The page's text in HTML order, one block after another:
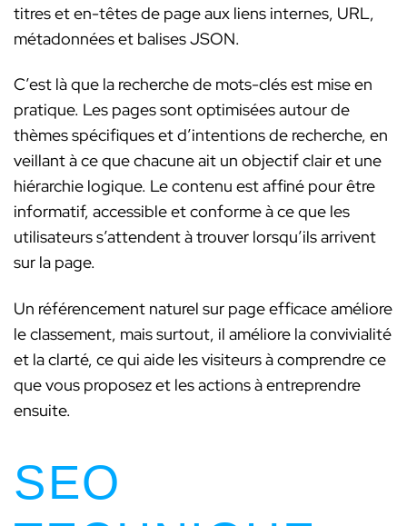
titres et en-têtes de page aux liens internes, URL,
métadonnées et balises JSON.
C’est là que la recherche de mots-clés est mise en
pratique. Les pages sont optimisées autour de
thèmes spécifiques et d’intentions de recherche, en
veillant à ce que chacune ait un objectif clair et une
hiérarchie logique. Le contenu est affiné pour être
informatif, accessible et conforme à ce que les
utilisateurs s’attendent à trouver lorsqu’ils arrivent
sur la page.
Un référencement naturel sur page efficace améliore
le classement, mais surtout, il améliore la convivialité
et la clarté, ce qui aide les visiteurs à comprendre ce
que vous proposez et les actions à entreprendre
ensuite.
SEO